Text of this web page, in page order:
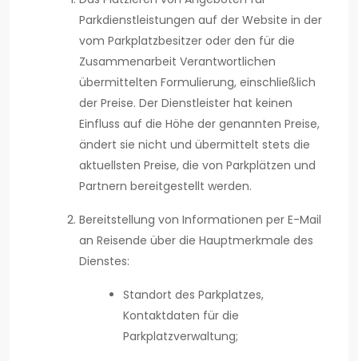
Parkdienstleistungen auf der Website in der
vom Parkplatzbesitzer oder den für die
Zusammenarbeit Verantwortlichen
übermittelten Formulierung, einschließlich
der Preise. Der Dienstleister hat keinen
Einfluss auf die Höhe der genannten Preise,
ändert sie nicht und übermittelt stets die
aktuellsten Preise, die von Parkplätzen und
Partnern bereitgestellt werden.
Bereitstellung von Informationen per E-Mail
an Reisende über die Hauptmerkmale des
Dienstes:
Standort des Parkplatzes,
Kontaktdaten für die
Parkplatzverwaltung;